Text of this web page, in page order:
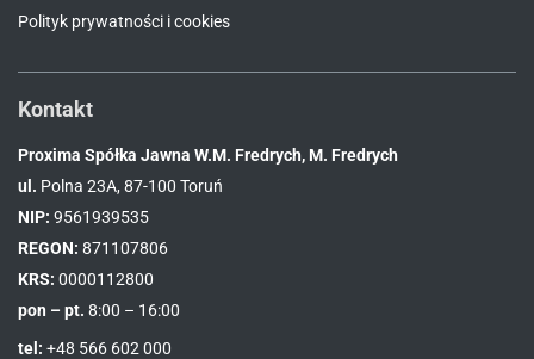
Polityk prywatności i cookies
Kontakt
Proxima Spółka Jawna W.M. Fredrych, M. Fredrych
ul. Polna 23A, 87-100 Toruń
NIP: 9561939535
REGON: 871107806
KRS: 0000112800
pon – pt. 8:00 – 16:00
tel: +48 566 602 000